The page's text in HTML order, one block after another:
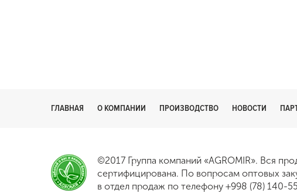
ГЛАВНАЯ О КОМПАНИИ ПРОИЗВОДСТВО НОВОСТИ
©2017 Группа компаний «AGROMIR». Вся
сертифицирована. По вопросам оптовых
в отдел продаж по телефону +998 (78) 140-